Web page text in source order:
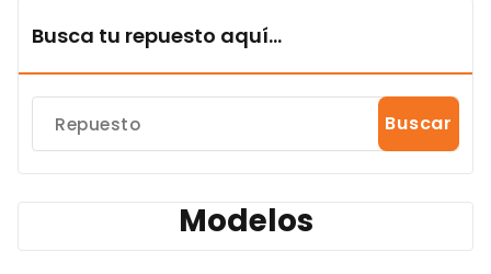
Busca tu repuesto aquí...
Buscar
Modelos